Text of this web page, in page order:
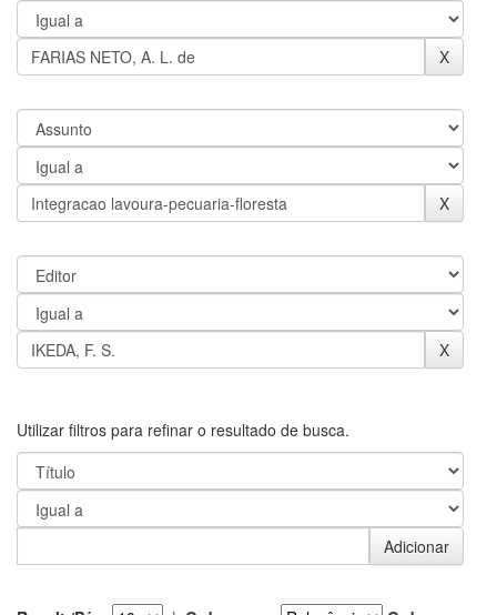
Utilizar filtros para refinar o resultado de busca.